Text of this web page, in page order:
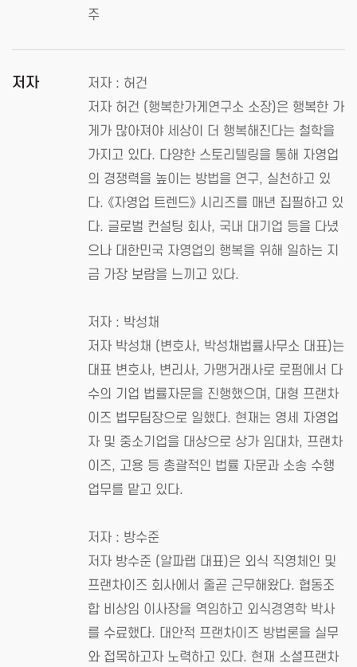
주
저자
저자 : 허건
저자 허건 (행복한가게연구소 소장)은 행복한 가
게가 많아져야 세상이 더 행복해진다는 철학을
가지고 있다. 다양한 스토리텔링을 통해 자영업
의 경쟁력을 높이는 방법을 연구, 실천하고 있
다. 《자영업 트렌드》 시리즈를 매년 집필하고 있
다. 글로벌 컨설팅 회사, 국내 대기업 등을 다녔
으나 대한민국 자영업의 행복을 위해 일하는 지
금 가장 보람을 느끼고 있다.
저자 : 박성채
저자 박성채 (변호사, 박성채법률사무소 대표)는
대표 변호사, 변리사, 가맹거래사로 로펌에서 다
수의 기업 법률자문을 진행했으며, 대형 프랜차
이즈 법무팀장으로 일했다. 현재는 영세 자영업
자 및 중소기업을 대상으로 상가 임대차, 프랜차
이즈, 고용 등 총괄적인 법률 자문과 소송 수행
업무를 맡고 있다.
저자 : 방수준
저자 방수준 (알파랩 대표)은 외식 직영체인 및
프랜차이즈 회사에서 줄곧 근무해왔다. 협동조
합 비상임 이사장을 역임하고 외식경영학 박사
를 수료했다. 대안적 프랜차이즈 방법론을 실무
와 접목하고자 노력하고 있다. 현재 소셜프랜차